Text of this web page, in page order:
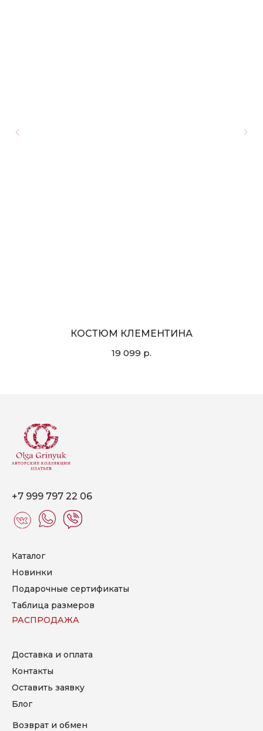
КОСТЮМ КЛЕМЕНТИНА
19 099 р.
Каталог
Новинки
Подарочные сертификаты
Таблица размеров
Доставка и оплата
Контакты
Оставить заявку
Блог
Возврат и обмен
РАСПРОДАЖА
+7 999 797 22 06